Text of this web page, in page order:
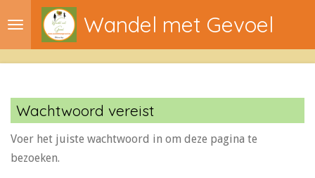
Wandel met Gevoel
Wachtwoord vereist
Voer het juiste wachtwoord in om deze pagina te
bezoeken.